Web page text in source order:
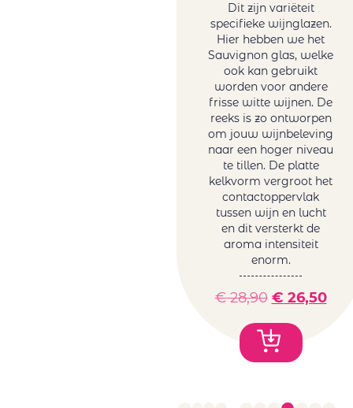
Dit zijn variëteit
specifieke wijnglazen.
Hier hebben we het
Sauvignon glas, welke
ook kan gebruikt
worden voor andere
frisse witte wijnen. De
reeks is zo ontworpen
om jouw wijnbeleving
naar een hoger niveau
te tillen. De platte
kelkvorm vergroot het
contactoppervlak
tussen wijn en lucht
en dit versterkt de
aroma intensiteit
enorm.
€28,90 € 26,50